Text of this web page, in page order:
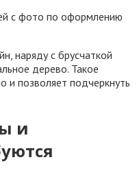
с фото по оформлению
наряду с брусчаткой
дерево. Такое
и позволяет подчеркнуть
и